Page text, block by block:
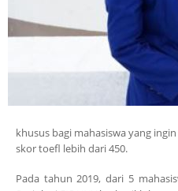
khusus bagi mahasiswa yang
skor toefl lebih dari 450.
Pada tahun 2019, dari 5